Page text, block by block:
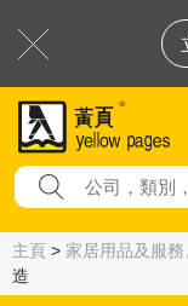
主頁 > 家居用品及服務
造